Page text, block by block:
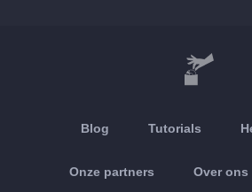
Blog Tutorials
Onze partners Over ons